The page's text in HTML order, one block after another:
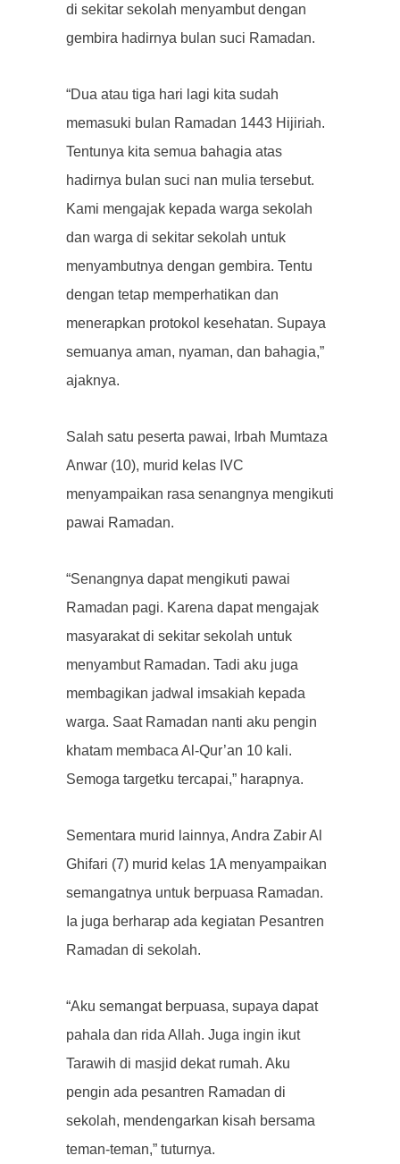
di sekitar sekolah menyambut dengan
gembira hadirnya bulan suci Ramadan.
“Dua atau tiga hari lagi kita sudah
memasuki bulan Ramadan 1443 Hijiriah.
Tentunya kita semua bahagia atas
hadirnya bulan suci nan mulia tersebut.
Kami mengajak kepada warga sekolah
dan warga di sekitar sekolah untuk
menyambutnya dengan gembira. Tentu
dengan tetap memperhatikan dan
menerapkan protokol kesehatan. Supaya
semuanya aman, nyaman, dan bahagia,”
ajaknya.
Salah satu peserta pawai, Irbah Mumtaza
Anwar (10), murid kelas IVC
menyampaikan rasa senangnya mengikuti
pawai Ramadan.
“Senangnya dapat mengikuti pawai
Ramadan pagi. Karena dapat mengajak
masyarakat di sekitar sekolah untuk
menyambut Ramadan. Tadi aku juga
membagikan jadwal imsakiah kepada
warga. Saat Ramadan nanti aku pengin
khatam membaca Al-Qur’an 10 kali.
Semoga targetku tercapai,” harapnya.
Sementara murid lainnya, Andra Zabir Al
Ghifari (7) murid kelas 1A menyampaikan
semangatnya untuk berpuasa Ramadan.
Ia juga berharap ada kegiatan Pesantren
Ramadan di sekolah.
“Aku semangat berpuasa, supaya dapat
pahala dan rida Allah. Juga ingin ikut
Tarawih di masjid dekat rumah. Aku
pengin ada pesantren Ramadan di
sekolah, mendengarkan kisah bersama
teman-teman,” tuturnya.